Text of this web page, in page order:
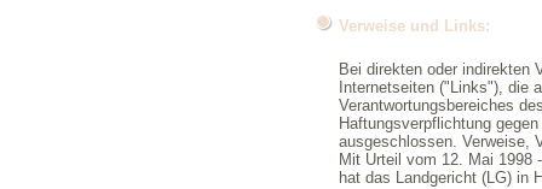
Verweise und Links:
Bei direkten oder indirekten
Internetseiten ("Links"), die
Verantwortungsbereiches
Haftungsverpflichtung
ausgeschlossen. Verweise,
Mit Urteil vom 12. Mai 1998
hat das Landgericht (LG) in